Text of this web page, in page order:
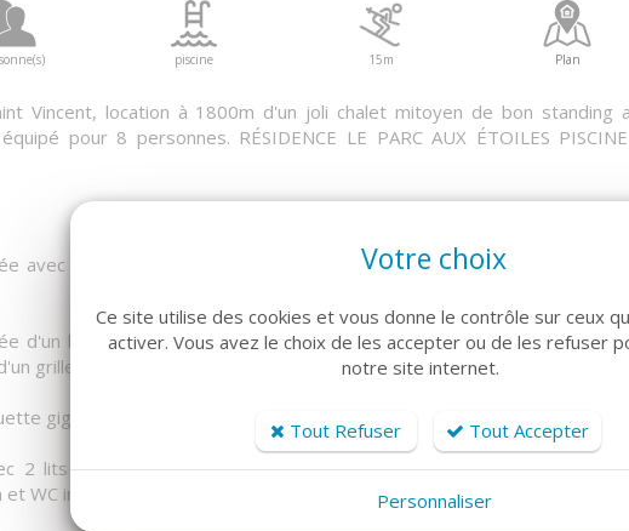
piscine 15m Plan
Vincent, location à 1800m d'un joli chalet mitoyen de bon standing
pour 8 personnes. RÉSIDENCE LE PARC AUX ÉTOILES
avec placard et WC, une chambre avec lit superposé et cabine de
d'un lave vaisselle, de 4 plaques éléctriques, d'un micro onde et mini
grille pain.
gigogne donnant sur une terrasse sud.
2 lits simples, une chambre avec lit double donnant sur un petit
WC indépendant.
Votre choix
Ce site utilise des cookies et vous donne le contrôle sur ceux
activer. Vous avez le choix de les accepter ou de les refuser
notre site internet.
Tout Refuser Tout Accepter
Personnaliser